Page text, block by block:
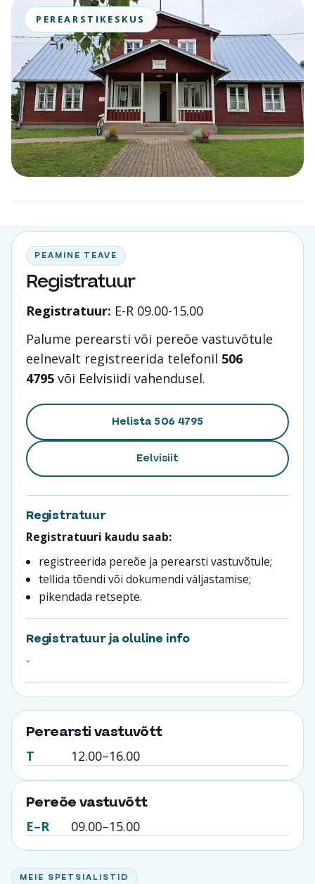
PEREARSTIKESKUS
PEAMINE TEAVE
Registratuur
Registratuur: E-R 09.00-15.00
Palume perearsti või pereõe vastuvõtule
eelnevalt registreerida telefonil 506
4795 või Eelvisiidi vahendusel.
Helista 506 4795
Eelvisiit
Registratuur
Registratuuri kaudu saab:
registreerida pereõe ja perearsti vastuvõtule;
tellida tõendi või dokumendi väljastamise;
pikendada retsepte.
Registratuur ja oluline info
-
Perearsti vastuvõtt
T 12.00–16.00
Pereõe vastuvõtt
E–R 09.00–15.00
MEIE SPETSIALISTID